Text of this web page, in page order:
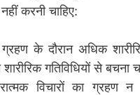
करनी चाहिए:
ग्रहण के दौरान अधिक
गतिविधियों से बचना
विचारों का ग्रहण